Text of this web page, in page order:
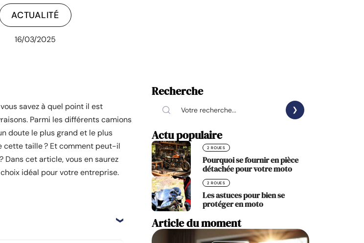
ACTUALITÉ
16/03/2025
savez à quel point il est
Parmi les différents camions
doute le plus grand et le plus
cette taille ? Et comment peut-il
Dans cet article, vous en saurez
idéal pour votre entreprise.
Recherche
Actu populaire
2 ROUES
Pourquoi se fournir en pièce
détachée pour votre moto
2 ROUES
Les astuces pour bien se
protéger en moto
Article du moment